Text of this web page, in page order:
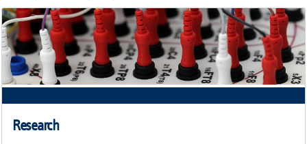
PUBLICATIONS
TEACHING
RESEARCH
AUDIOLOGY
NEWS
Research